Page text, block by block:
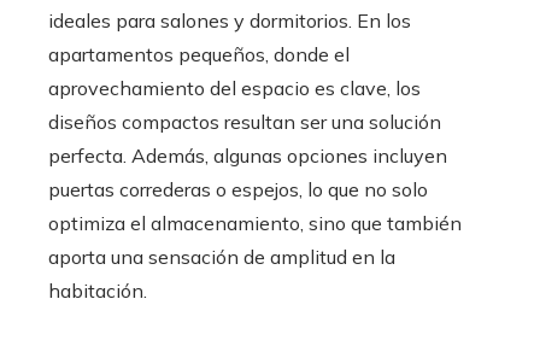
ideales para salones y dormitorios. En los
apartamentos pequeños, donde el
aprovechamiento del espacio es clave, los
diseños compactos resultan ser una solución
perfecta. Además, algunas opciones incluyen
puertas correderas o espejos, lo que no solo
optimiza el almacenamiento, sino que también
aporta una sensación de amplitud en la
habitación.